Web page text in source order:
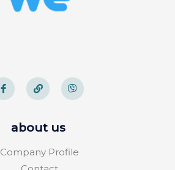
about us
Company Profile